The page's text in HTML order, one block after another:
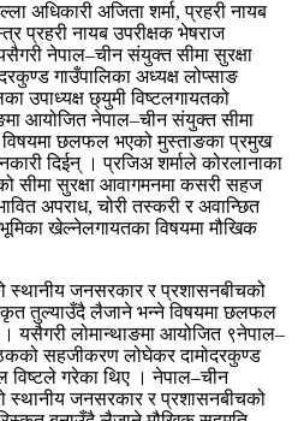
अधिकारी अजिता शर्मा, प्रहरी नायब
प्रहरी नायब उपरीक्षक भेषराज
नेपाल–चीन संयुक्त सीमा सुरक्षा
गाउँपालिका अध्यक्ष लोप्साङ
उपाध्यक्ष छ्युमी विष्टलगायतको
आयोजित नेपाल–चीन संयुक्त सीमा
विषयमा छलफल भएको मुस्ताङका प्रमुख
दिईन् । प्रजिअ शर्माले कोरलानाका
सीमा सुरक्षा आवागमनमा कसरी सहज
अपराध, चोरी तस्करी र अवान्छित
खेल्नेलगायतका विषयमा मौखिक
स्थानीय जनसरकार र प्रशासनबीचको
तुल्याउँदै लैजाने भन्ने विषयमा छलफल
यसैगरी लोमान्थाङमा आयोजित ९नेपाल–
सहजीकरण लोघेकर दामोदरकुण्ड
विष्टले गरेका थिए । नेपाल–चीन
स्थानीय जनसरकार र प्रशासनबीचको